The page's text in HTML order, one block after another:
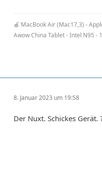
🍎 MacBook Air (Mac17,3) -
Awow China Tablet - Intel N95 -
8. Januar 2023 um 19:58
Der Nuxt. Schickes Gerät.